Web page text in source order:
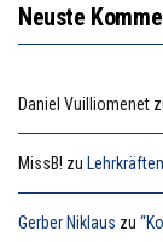
Neuste
Daniel Vuilliomenet
MissB! zu
Gerber Niklaus zu